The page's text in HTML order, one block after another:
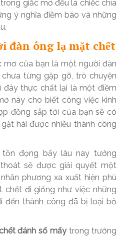
giấc mơ đều là chiếc chìa
ý nghĩa điềm báo và những
đàn ông lạ mặt chết
mơ của bạn là một người đàn
từng gặp gỡ, trò chuyện
đây thực chất lại là một điềm
này cho biết công việc kinh
đồng sắp tới của bạn sẽ có
hái được nhiều thành công
tồn đọng bấy lâu nay tưởng
sẽ được giải quyết một
phương xa xuất hiện phù
chết đi giống như việc những
đến thành công đã bị loại bỏ
đánh số mấytrong trường